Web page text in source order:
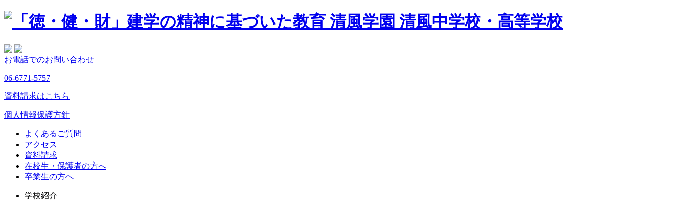
お電話でのお問い合わせ
06-6771-5757
資料請求はこちら
個人情報保護方針
よくあるご質問
アクセス
資料請求
在校生・保護者の方へ
卒業生の方へ
学校紹介